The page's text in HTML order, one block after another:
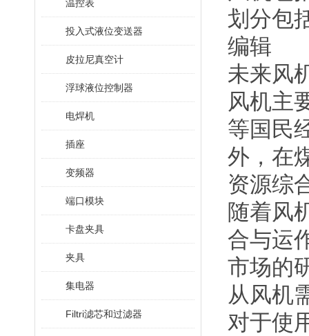
温控表
投入式液位变送器
皮拉尼真空计
浮球液位控制器
电焊机
插座
变频器
端口模块
卡盘夹具
夹具
集电器
Filtri滤芯和过滤器
划分包
编辑
未来风
风机主
等国民
外，在
资源综
随着风
合与运
市场的
从风机
对于使